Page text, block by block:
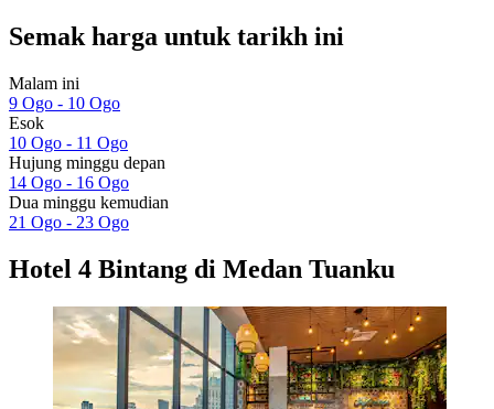
Semak harga untuk tarikh ini
Malam ini
9 Ogo - 10 Ogo
Esok
10 Ogo - 11 Ogo
Hujung minggu depan
14 Ogo - 16 Ogo
Dua minggu kemudian
21 Ogo - 23 Ogo
Hotel 4 Bintang di Medan Tuanku